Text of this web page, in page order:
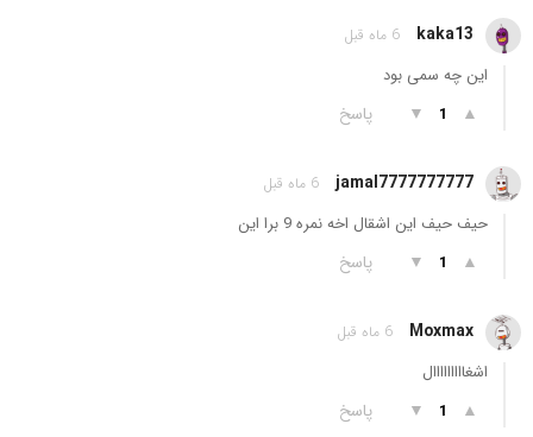
kaka13 6 ماه قبل
این چه سمی بود
▲
1
▼ پاسخ
jamal7777777777 6 ماه قبل
حیف حیف این اشقال اخه نمره 9 برا این
▲
1
▼ پاسخ
Moxmax 6 ماه قبل
اشغااااااااال
▲
1
▼ پاسخ